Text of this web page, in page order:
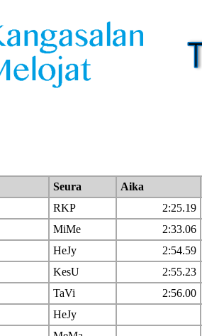
Seura Aika
RKP 2:25.19
MiMe 2:33.06
HeJy 2:54.59
KesU 2:55.23
TaVi 2:56.00
HeJy